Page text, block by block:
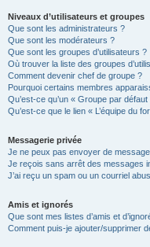
Niveaux d’utilisateurs et groupes
Que sont les administrateurs ?
Que sont les modérateurs ?
Que sont les groupes d’utilisateurs ?
Où trouver la liste des groupes
Comment devenir chef de groupe ?
Pourquoi certains membres
Qu’est-ce qu’un « Groupe par défaut
Qu’est-ce que le lien « L’équipe du
Messagerie privée
Je ne peux pas envoyer de
Je reçois sans arrêt des messages
J’ai reçu un spam ou un courriel
Amis et ignorés
Que sont mes listes d’amis et
Comment puis-je ajouter/supprimer